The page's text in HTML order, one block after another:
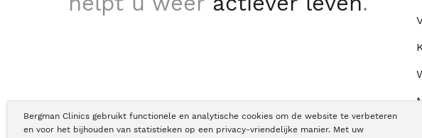
Bergman Clinics gebruikt functionele en analytische cookies om de website te verbeteren
en voor het bijhouden van statistieken op een privacy-vriendelijke manier. Met uw